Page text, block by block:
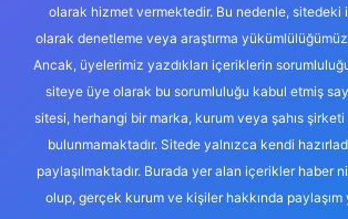
olarak hizmet vermektedir. Bu nedenle,
olarak denetleme veya araştırma
Ancak, üyelerimiz yazdıkları içeriklerin
siteye üye olarak bu sorumluluğu kabul etmiş
sitesi, herhangi bir marka, kurum veya şahıs şirketi
bulunmamaktadır. Sitede yalnızca kendi
paylaşılmaktadır. Burada yer alan içerikler haber
olup, gerçek kurum ve kişiler hakkında paylaşım